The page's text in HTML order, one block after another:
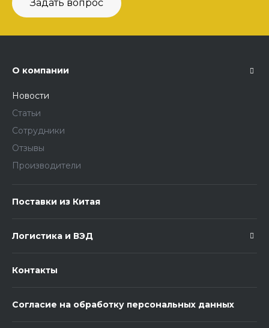
Задать вопрос
О компании
Новости
Статьи
Сотрудники
Отзывы
Производители
Поставки из Китая
Логистика и ВЭД
Контакты
Согласие на обработку персональных данных